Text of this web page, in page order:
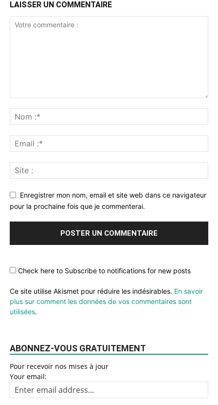
LAISSER UN COMMENTAIRE
Enregistrer mon nom, email et site web dans ce navigateur
pour la prochaine fois que je commenterai.
Check here to Subscribe to notifications for new posts
Ce site utilise Akismet pour réduire les indésirables. En savoir
plus sur comment les données de vos commentaires sont
utilisées.
ABONNEZ-VOUS GRATUITEMENT
Pour recevoir nos mises à jour
Your email: